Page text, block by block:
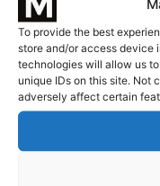
To provide the best
store and/or access device
technologies will allow us
unique IDs on this site. Not
adversely affect certain
internt och från
värde,
ersättningssida.
serverloggar,
konfigurer cache
Återkommande
förlora crawl- och
för SEO-